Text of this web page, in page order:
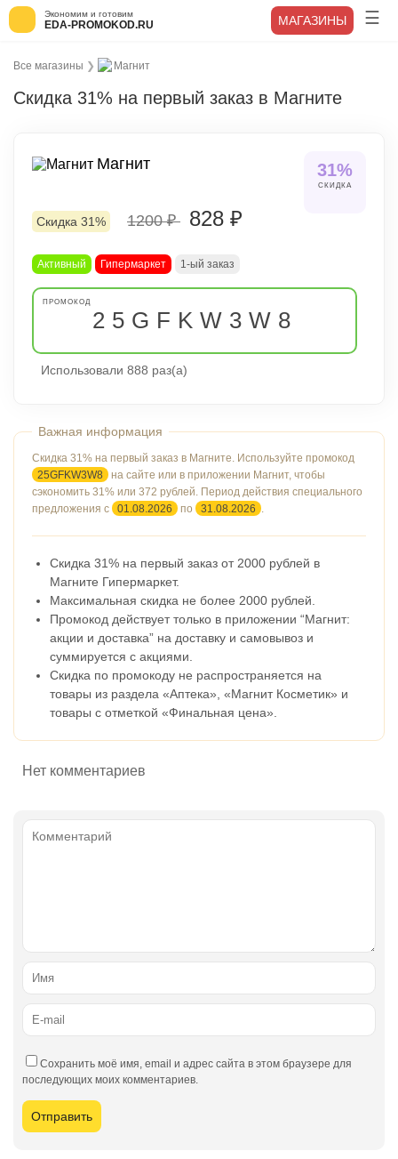
Экономим и готовим
EDA-PROMOKOD.RU МАГАЗИНЫ
Все магазины ❯ Магнит
Скидка 31% на первый заказ в Магните
Магнит 31%
СКИДКА
Скидка 31% 1200 ₽ 828 ₽
Активный Гипермаркет 1-ый заказ
25GFKW3W8
Использовали 888 раз(а)
Скидка 31% на первый заказ в Магните. Используйте промокод
25GFKW3W8
на сайте или в приложении Магнит, чтобы
сэкономить 31% или 372 рублей. Период действия специального
предложения с
01.08.2026 по 31.08.2026 .
Скидка 31% на первый заказ от 2000 рублей в
Магните Гипермаркет.
Максимальная скидка не более 2000 рублей.
Промокод действует только в приложении “Магнит:
акции и доставка” на доставку и самовывоз и
суммируется с акциями.
Скидка по промокоду не распространяется на
товары из раздела «Аптека», «Магнит Косметик» и
товары с отметкой «Финальная цена».
Нет комментариев
Сохранить моё имя, email и адрес сайта в этом браузере для
последующих моих комментариев.